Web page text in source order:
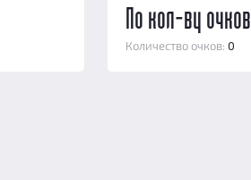
По кол-ву очков
Количество очков: 0